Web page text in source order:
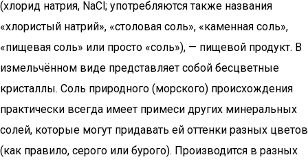
(хлорид натрия, NaCl; употребляются также названия
«хлористый натрий», «столовая соль», «каменная соль»,
«пищевая соль» или просто «соль»), — пищевой продукт. В
измельчённом виде представляет собой бесцветные
кристаллы. Соль природного (морского) происхождения
практически всегда имеет примеси других минеральных
солей, которые могут придавать ей оттенки разных цветов
(как правило, серого или бурого). Производится в разных